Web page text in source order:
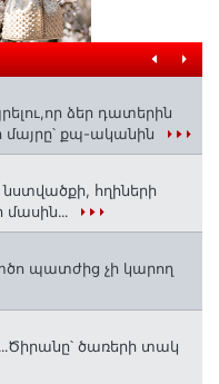
ձեր դատերին
մայրը՝ քպ-ականին
հղիների
պատժից չի կարող
ծառերի տակ